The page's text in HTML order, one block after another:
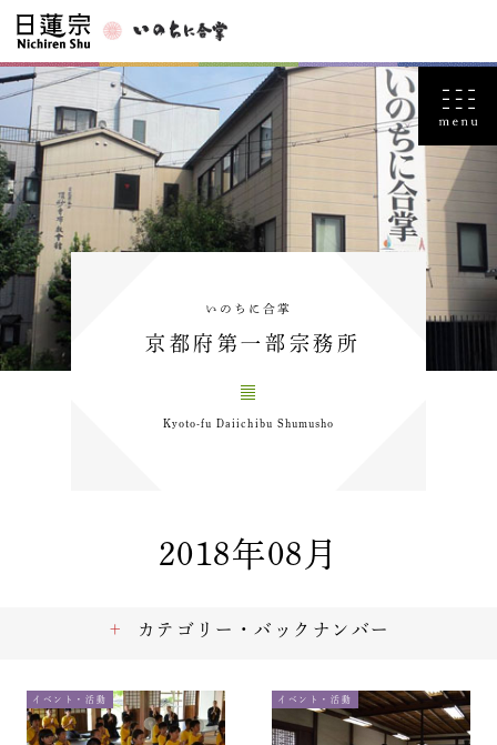
いのちに合掌
京都府第一部宗務所
Kyoto-fu Daiichibu Shumusho
2018年08月
イベント・活動 イベント・活動
カテゴリー・バックナンバー